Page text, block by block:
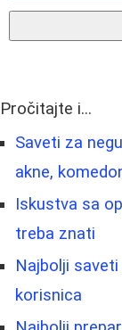
Pročitajte i...
Saveti za
akne,
Iskustva sa
treba znati
Najbolji
korisnica